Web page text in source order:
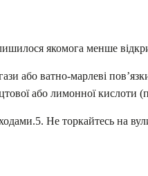
якомога менше
або ватно-марлеві
або лимонної кислоти
Не торкайтесь на